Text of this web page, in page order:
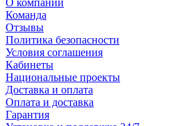
О компании
Команда
Отзывы
Политика безопасности
Условия соглашения
Кабинеты
Национальные проекты
Доставка и оплата
Оплата и доставка
Гарантия